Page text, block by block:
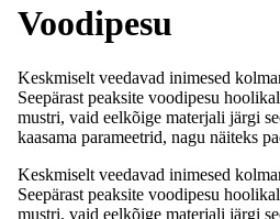
Voodipesu
Keskmiselt veedavad inimesed
Seepärast peaksite voodipesu
mustri, vaid eelkõige materjali järgi
kaasama parameetrid, nagu näiteks
Keskmiselt veedavad inimesed
Seepärast peaksite voodipesu
mustri, vaid eelkõige materjali järgi